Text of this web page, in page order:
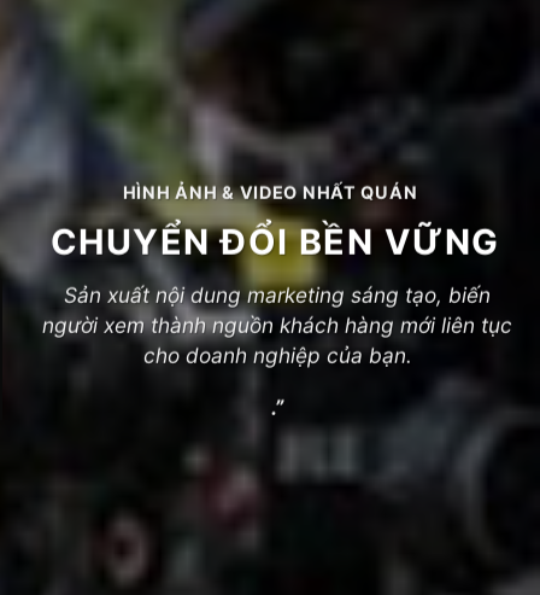
HÌNH ẢNH & VIDEO NHẤT QUÁN
CHUYỂN ĐỔI BỀN VỮNG
Sản xuất nội dung marketing sáng tạo, biến
người xem thành nguồn khách hàng mới liên tục
cho doanh nghiệp của bạn.
.”